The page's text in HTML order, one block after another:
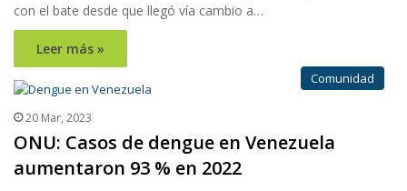
con el bate desde que llegó vía cambio a…
Leer más »
Comunidad
20 Mar, 2023
ONU: Casos de dengue en Venezuela
aumentaron 93 % en 2022